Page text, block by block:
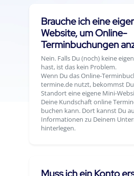
Brauche ich eine
Website, um Online-
Terminbuchungen
Nein. Falls Du (noch) keine
hast, ist das kein Problem.
Wenn Du das Online-
termine.de nutzt, bekommst
Standort eine eigene Mini-
Deine Kundschaft online
buchen kann. Dort kannst Du
Informationen zu Deinem
hinterlegen.